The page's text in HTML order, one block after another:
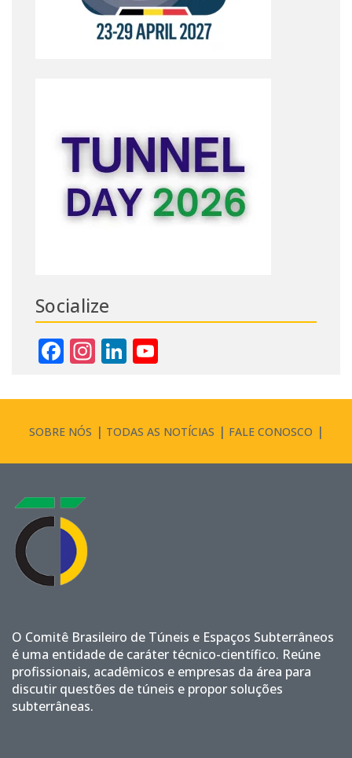
Socialize
Facebook
Instagram
LinkedIn
SOBRE NÓS TODAS AS NOTÍCIAS FALE CONOSCO
O Comitê Brasileiro de Túneis e Espaços Subterrâneos
é uma entidade de caráter técnico-científico. Reúne
profissionais, acadêmicos e empresas da área para
discutir questões de túneis e propor soluções
subterrâneas.